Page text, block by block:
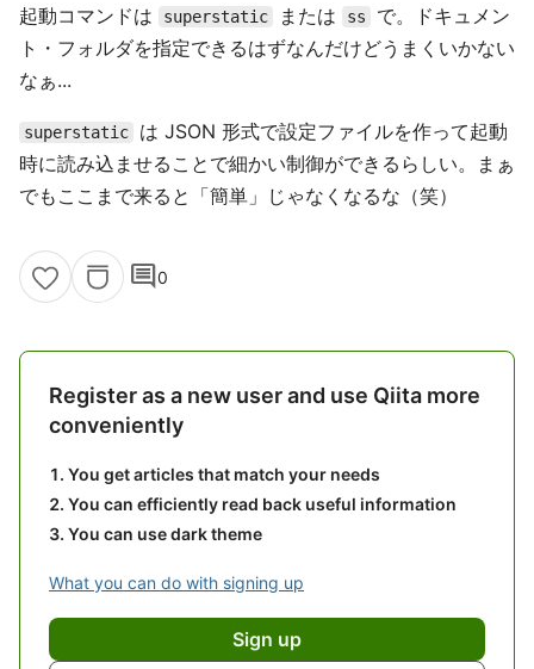
起動コマンドは superstatic または ss
で。ドキュメン
ト・フォルダを指定できるはずなんだけどうまくいかない
なぁ...
superstatic
は JSON 形式で設定ファイルを作って起動
時に読み込ませることで細かい制御ができるらしい。まぁ
でもここまで来ると「簡単」じゃなくなるな（笑）
comment0
Register as a new user and use Qiita more
conveniently
You get articles that match your needs
You can efficiently read back useful information
You can use dark theme
What you can do with signing up
Sign up